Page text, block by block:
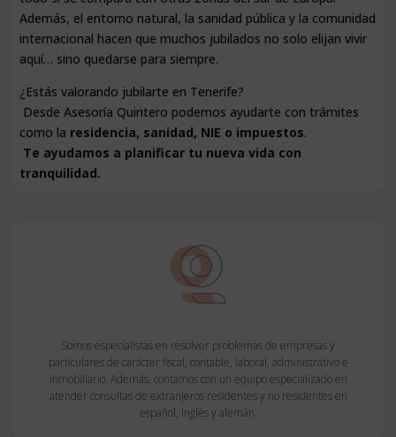
Además, el entorno natural, la sanidad pública y la comunidad
internacional hacen que muchos jubilados no solo elijan vivir
aquí… sino quedarse para siempre.
¿Estás valorando jubilarte en Tenerife?
Desde Asesoría Quintero podemos ayudarte con trámites
como la residencia, sanidad, NIE o impuestos.
Te ayudamos a planificar tu nueva vida con
tranquilidad.
Somos especialistas en resolver problemas de empresas y
particulares de carácter fiscal, contable, laboral, administrativo e
inmobiliario. Además, contamos con un equipo especializado en
atender consultas de extranjeros residentes y no residentes en
español, inglés y alemán.